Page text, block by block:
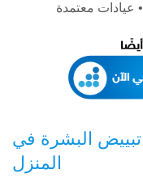
عيادات معتمدة
البشرة في
المنزل